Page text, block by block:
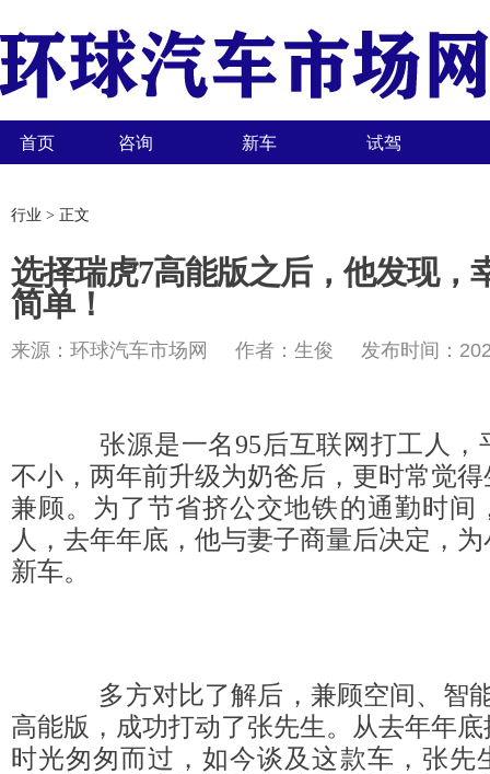
首页 咨询 新车 试驾
行业 > 正文
选择瑞虎7高能版之后，他发现，
简单！
来源：环球汽车市场网 作者：生俊 发布时间：
张源是一名95后互联网打工人，
不小，两年前升级为奶爸后，更时常觉
兼顾。为了节省挤公交地铁的通勤时间
人，去年年底，他与妻子商量后决定，
新车。
多方对比了解后，兼顾空间、智
高能版，成功打动了张先生。从去年年
时光匆匆而过，如今谈及这款车，张先